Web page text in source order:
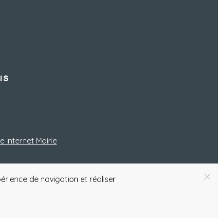
internet Mairie
de navigation et réaliser